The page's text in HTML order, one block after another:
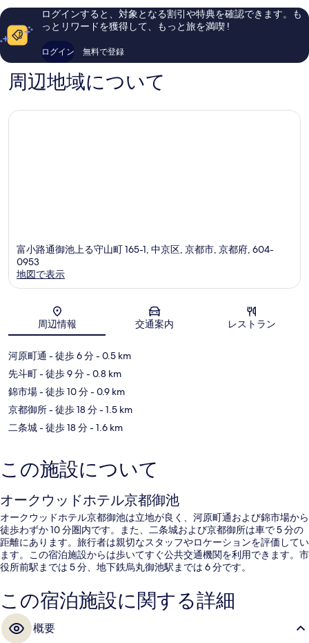
ら
い、
口
995
件
の
都
の
し
い、
の
ログインすると、対象となる割引や特典を確認できます。も
っとリワードを獲得して、もっと旅を満喫 !
ログイン 無料で登録
周辺地域について
富小路通御池上る守山町 165-1, 中京区, 京都市, 京都府, 604-
0953
地図で表示
周辺情報 交通案内 レストラン
河原町通 - 徒歩 6 分- 0.5 km
先斗町- 徒歩 9 分- 0.8 km
錦市場- 徒歩 10 分- 0.9 km
京都御所- 徒歩 18 分- 1.5 km
二条城- 徒歩 18 分- 1.6 km
この施設について
オークウッドホテル京都御池
オークウッドホテル京都御池は立地が良く、河原町通および錦市場から
徒歩わずか 10 分圏内です。また、二条城および京都御所は車で 5 分の
距離にあります。旅行者は親切なスタッフやロケーションを評価してい
ます。この宿泊施設からは歩いてすぐ公共交通機関を利用できます。市
役所前駅までは 5 分、地下鉄烏丸御池駅までは 6 分です。
この宿泊施設に関する詳細
概要